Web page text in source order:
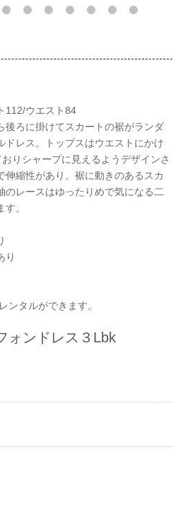
112/ウエスト84
ろに掛けてスカートの裾がランダ
ドレス。トップスはウエストにかけ
りシャープに見えるようデザインさ
伸縮性があり。裾に動きのあるスカ
のレースはゆったりめで気になる二
。
り
タルができます。
ォンドレス３Lbk